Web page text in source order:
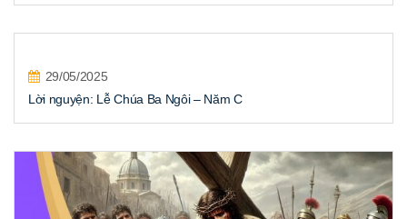
29/05/2025
Lời nguyện: Lễ Chúa Ba Ngôi – Năm C